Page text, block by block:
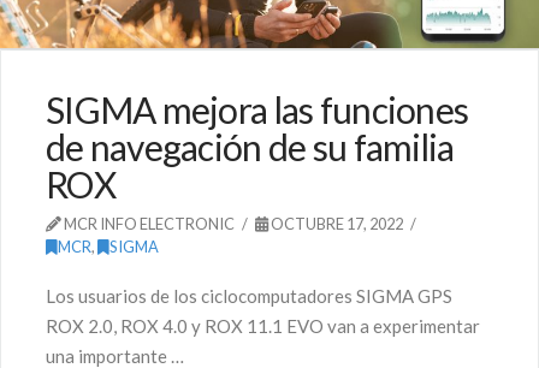
SIGMA mejora las funciones
de navegación de su familia
ROX
MCR INFO ELECTRONIC
OCTUBRE 17, 2022
MCR, SIGMA
Los usuarios de los ciclocomputadores SIGMA GPS
ROX 2.0, ROX 4.0 y ROX 11.1 EVO van a experimentar
una importante …